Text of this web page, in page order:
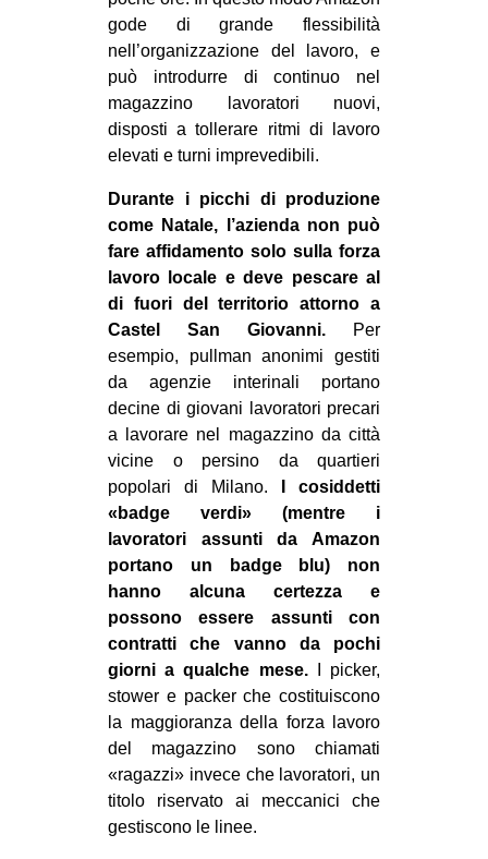
gode di grande flessibilità
nell’organizzazione del lavoro, e
può introdurre di continuo nel
magazzino lavoratori nuovi,
disposti a tollerare ritmi di lavoro
elevati e turni imprevedibili.
Durante i picchi di produzione
come Natale, l’azienda non può
fare affidamento solo sulla forza
lavoro locale e deve pescare al
di fuori del territorio attorno a
Castel San Giovanni. Per
esempio, pullman anonimi gestiti
da agenzie interinali portano
decine di giovani lavoratori precari
a lavorare nel magazzino da città
vicine o persino da quartieri
popolari di Milano.
I cosiddetti
«badge verdi» (mentre i
lavoratori assunti da Amazon
portano un badge blu) non
hanno alcuna certezza e
possono essere assunti con
contratti che vanno da pochi
giorni a qualche mese.I picker,
stower e packer che costituiscono
la maggioranza della forza lavoro
del magazzino sono chiamati
«ragazzi» invece che lavoratori, un
titolo riservato ai meccanici che
gestiscono le linee.